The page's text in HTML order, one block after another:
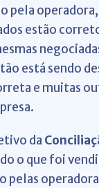
pela operadora,
estão
está sendo
e muitas
da
o que foi
pelas